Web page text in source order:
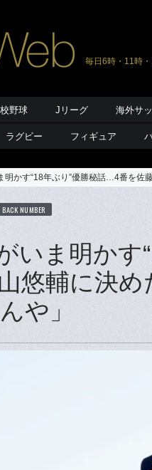
毎日6時・11時
野球 Jリーグ 海外サ
ラグビー フィギュア
明かす“18年ぶり”優勝秘話…4番を佐
BACK NUMBER
いま明か
悠輔に決
や」